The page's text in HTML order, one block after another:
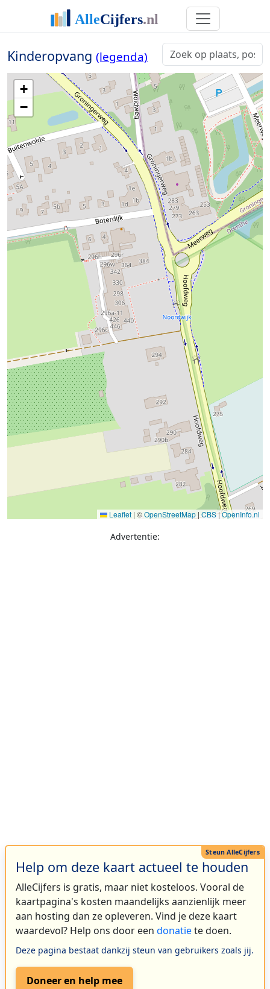
Kinderopvang (legenda)
+
−
Leaflet | ©OpenStreetMap | CBS|OpenInfo.nl
Advertentie:
Help om deze kaart actueel te houden
AlleCijfers is gratis, maar niet kosteloos. Vooral de
kaartpagina's kosten maandelijks aanzienlijk meer
aan hosting dan ze opleveren. Vind je deze kaart
waardevol? Help ons door een donatiete doen.
Deze pagina bestaat dankzij steun van gebruikers zoals jij.
Doneer en help mee